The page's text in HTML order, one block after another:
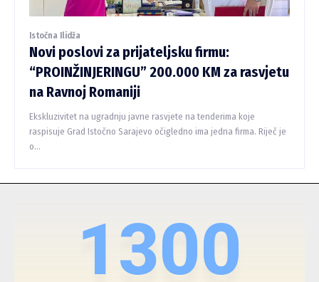
Istočna Ilidža
Novi poslovi za prijateljsku firmu:
“PROINŽINJERINGU” 200.000 KM za rasvjetu
na Ravnoj Romaniji
Ekskluzivitet na ugradnju javne rasvjete na tenderima koje
raspisuje Grad Istočno Sarajevo očigledno ima jedna firma. Riječ je
o...
1300